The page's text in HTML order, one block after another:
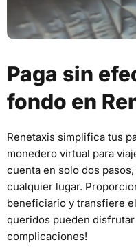
Paga sin
fondo en
Renetaxis simplifica tus
monedero virtual para
cuenta en solo dos
cualquier lugar.
beneficiario y transfiere
queridos pueden
complicaciones!